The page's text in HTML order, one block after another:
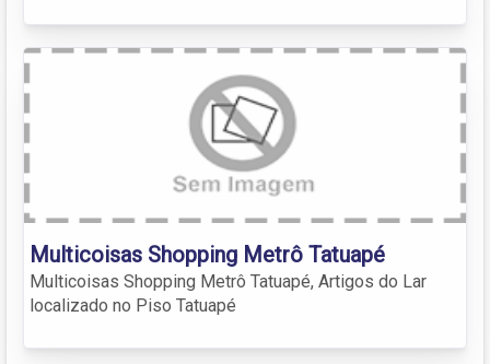
Multicoisas Shopping Metrô Tatuapé
Multicoisas Shopping Metrô Tatuapé, Artigos do Lar
localizado no Piso Tatuapé